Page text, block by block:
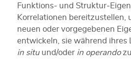
Funktions- und Struktur-
Korrelationen bereitzustellen,
neuen oder vorgegebenen
entwickeln, sie während ihres
in situ und/oder in operando